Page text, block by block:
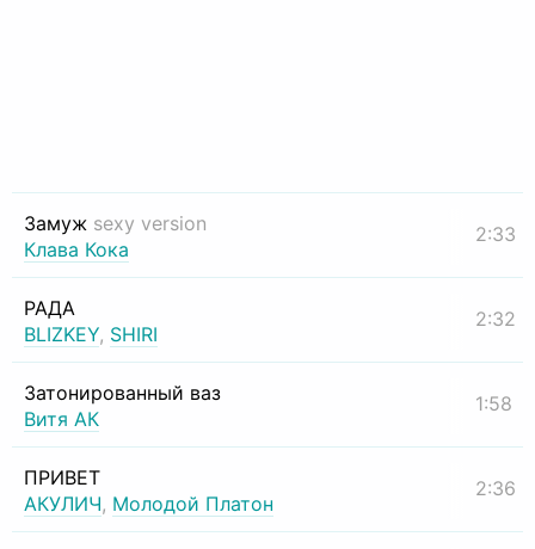
Замуж sexy version
Клава Кока
2:33
РАДА
BLIZKEY, SHIRI
2:32
Затонированный ваз
Витя АК
1:58
ПРИВЕТ
АКУЛИЧ, Молодой Платон
2:36